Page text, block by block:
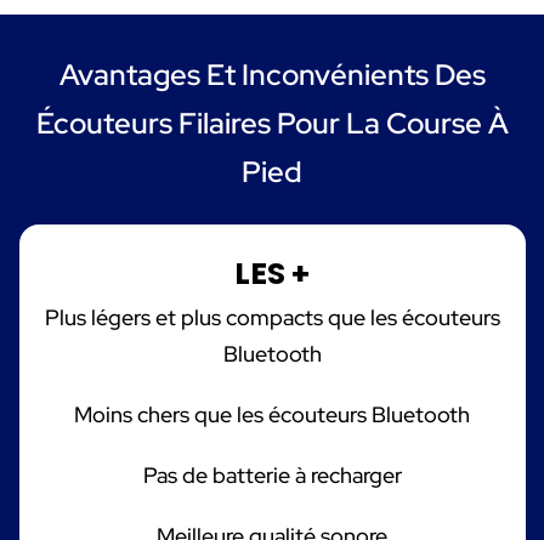
Avantages Et Inconvénients Des
Écouteurs Filaires Pour La Course À
Pied
LES +
Plus légers et plus compacts que les écouteurs
Bluetooth
Moins chers que les écouteurs Bluetooth
Pas de batterie à recharger